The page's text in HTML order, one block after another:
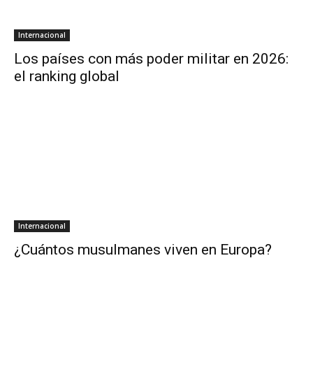
Internacional
Los países con más poder militar en 2026:
el ranking global
Internacional
¿Cuántos musulmanes viven en Europa?